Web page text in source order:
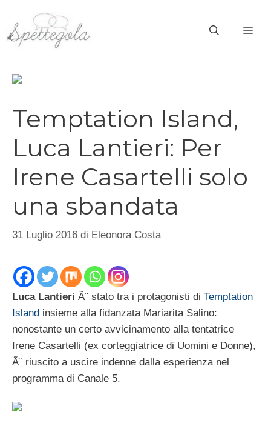
contenuto
Temptation Island,
Luca Lantieri: Per
Irene Casartelli solo
una sbandata
31 Luglio 2016 di Eleonora Costa
Luca Lantieri Ã¨ stato tra i protagonisti di Temptation
Island insieme alla fidanzata Mariarita Salino:
nonostante un certo avvicinamento alla tentatrice
Irene Casartelli (ex corteggiatrice di Uomini e Donne),
Ã¨ riuscito a uscire indenne dalla esperienza nel
programma di Canale 5.